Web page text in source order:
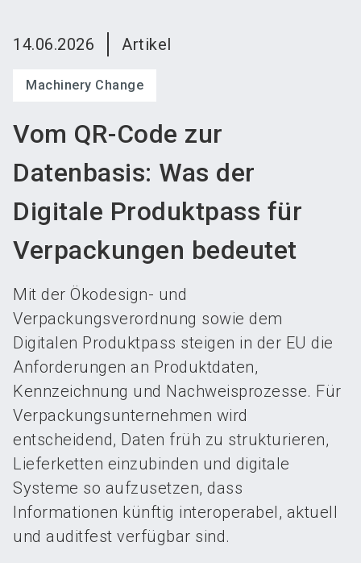
14.06.2026 Artikel
Machinery Change
Vom QR-Code zur
Datenbasis: Was der
Digitale Produktpass für
Verpackungen bedeutet
Mit der Ökodesign- und
Verpackungsverordnung sowie dem
Digitalen Produktpass steigen in der EU die
Anforderungen an Produktdaten,
Kennzeichnung und Nachweisprozesse. Für
Verpackungsunternehmen wird
entscheidend, Daten früh zu strukturieren,
Lieferketten einzubinden und digitale
Systeme so aufzusetzen, dass
Informationen künftig interoperabel, aktuell
und auditfest verfügbar sind.